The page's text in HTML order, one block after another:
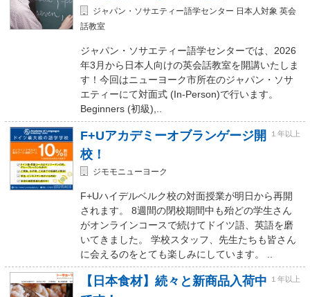
ジャパン・ソサエティー語学センター 日本人対象 英会
話教室
ジャパン・ソサエティー語学センターでは、2026
年3月から日本人向けの英会話教室を開講いたしま
す！今回はニューヨーク市所在のジャパン・ソサ
エティーにて対面式 (In-Person)で行います。
Beginners (初級),..
F+Uアカデミーオブランゲージ開
校！
１年以上
ジモモニューヨーク
F+Uハイデルベルク校の対面授業が明日から再開
されます。 8週間の閉校期間中も殆どの学生さん
がオンラインコースで続けてドイツ語、英語を磨
いてきました。 学校スタッフ、先生たちも皆さん
に会えるのをとても楽しみにしています。 ..
【日本食材】続々と新商品入荷中
１年以上